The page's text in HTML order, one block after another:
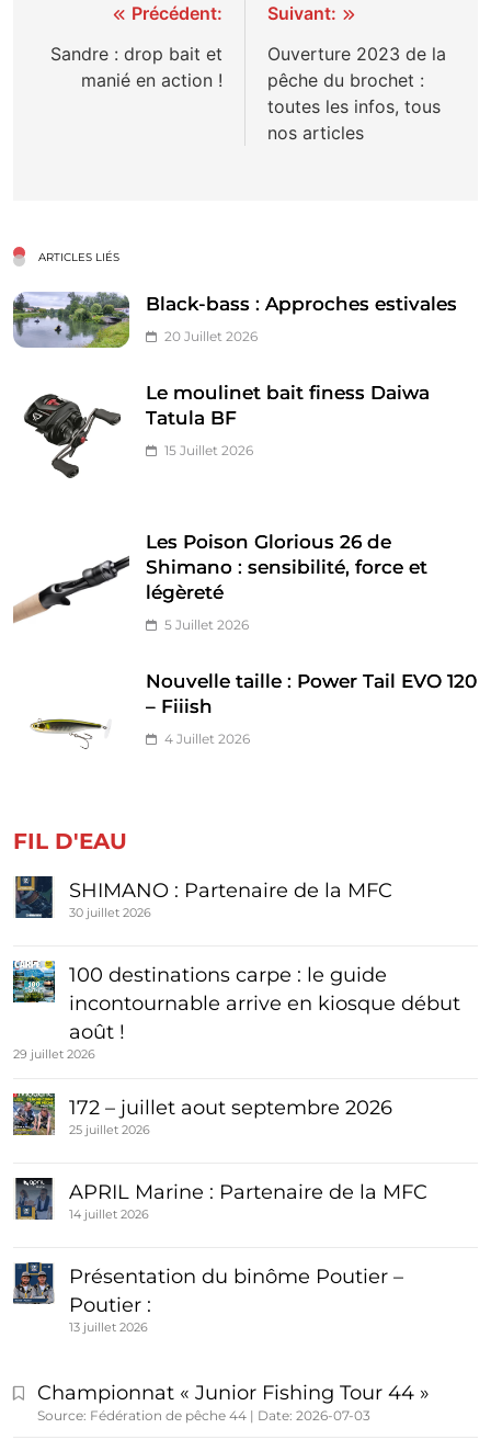
Navigation
de
l’article
Précédent:
Sandre : drop bait et
manié en action !
Suivant:
Ouverture 2023 de la
pêche du brochet :
toutes les infos, tous
nos articles
ARTICLES LIÉS
Black-bass : Approches estivales
20 Juillet 2026
Le moulinet bait finess Daiwa
Tatula BF
15 Juillet 2026
Les Poison Glorious 26 de
Shimano : sensibilité, force et
légèreté
5 Juillet 2026
Nouvelle taille : Power Tail EVO 120
– Fiiish
4 Juillet 2026
FIL D'EAU
SHIMANO : Partenaire de la MFC
30 juillet 2026
100 destinations carpe : le guide
incontournable arrive en kiosque début
août !
29 juillet 2026
172 – juillet aout septembre 2026
25 juillet 2026
APRIL Marine : Partenaire de la MFC
14 juillet 2026
Présentation du binôme Poutier –
Poutier :
13 juillet 2026
Championnat « Junior Fishing Tour 44 »
Source: Fédération de pêche 44 Date: 2026-07-03